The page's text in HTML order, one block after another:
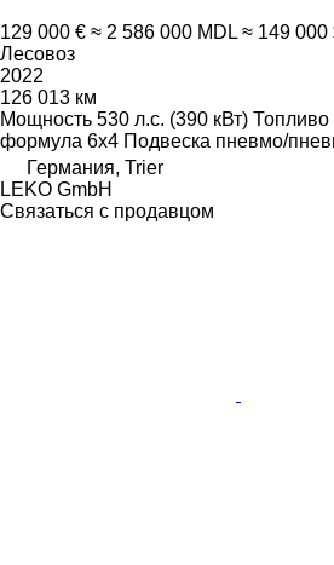
129 000 € ≈ 2 586 000 MDL ≈ 149 000
Лесовоз
2022
126 013 км
Мощность 530 л.с. (390 кВт) Топливо
формула 6x4 Подвеска пневмо/
Германия, Trier
LEKO GmbH
Связаться с продавцом